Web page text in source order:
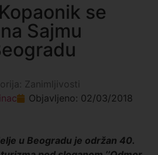
se
Sajmu
Zanimljivosti
Objavljeno: 02/03/2018
u Beogradu je održan 40.